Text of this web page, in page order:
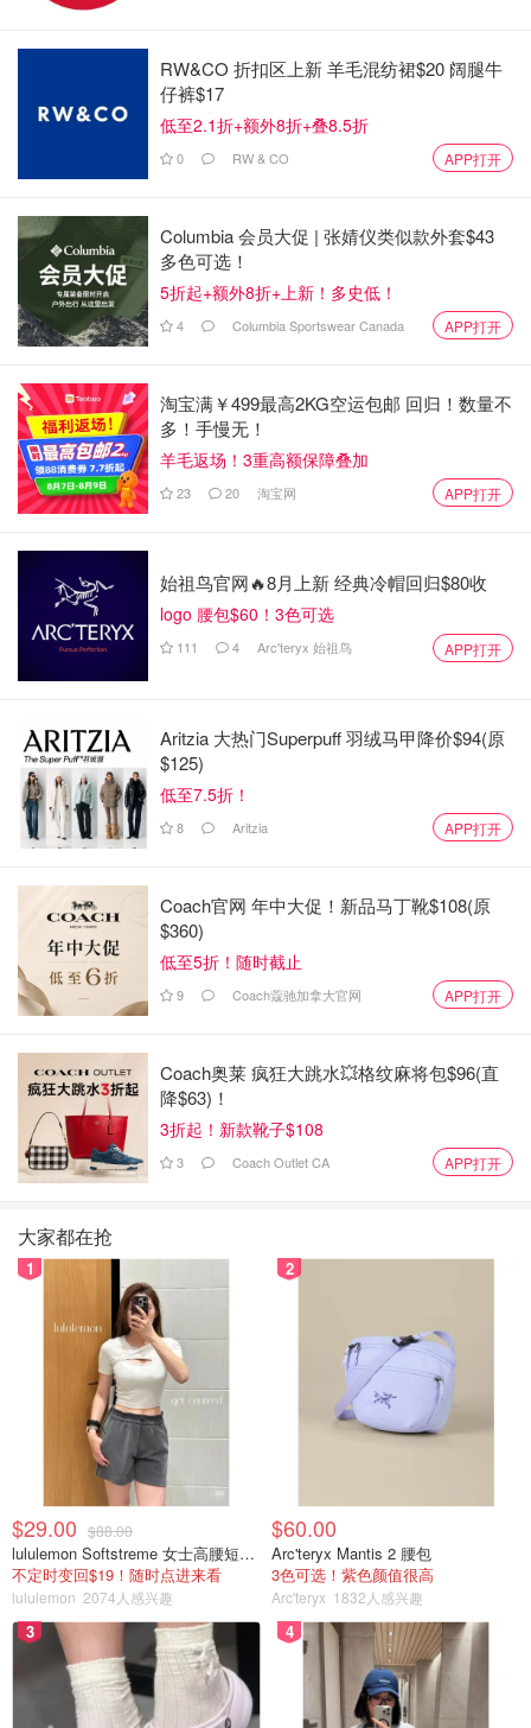
RW&CO 折扣区上新 羊毛混纺裙$20 阔腿牛
仔裤$17
低至2.1折+额外8折+叠8.5折
0 RW & CO APP打开
Columbia 会员大促 | 张婧仪类似款外套$43
多色可选！
5折起+额外8折+上新！多史低！
4 Columbia Sportswear Canada APP打开
淘宝满￥499最高2KG空运包邮 回归！数量不
多！手慢无！
羊毛返场！3重高额保障叠加
23 20 淘宝网 APP打开
始祖鸟官网🔥8月上新 经典冷帽回归$80收
logo 腰包$60！3色可选
111 4 Arc'teryx 始祖鸟 APP打开
Aritzia 大热门Superpuff 羽绒马甲降价$94(原
$125)
低至7.5折！
8 Aritzia APP打开
Coach官网 年中大促！新品马丁靴$108(原
$360)
低至5折！随时截止
9 Coach蔻驰加拿大官网 APP打开
Coach奥莱 疯狂大跳水💥格纹麻将包$96(直
降$63)！
3折起！新款靴子$108
3 Coach Outlet CA APP打开
大家都在抢
1
$29.00 $88.00
lululemon Softstreme 女士高腰短裤 10cm
不定时变回$19！随时点进来看
lululemon 2074人感兴趣
2
$60.00
Arc'teryx Mantis 2 腰包
3色可选！紫色颜值很高
Arc'teryx 1832人感兴趣
3 4